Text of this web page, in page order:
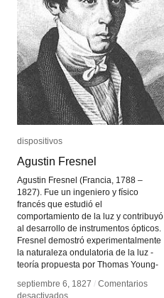
dispositivos
Agustin Fresnel
Agustin Fresnel (Francia, 1788 –
1827). Fue un ingeniero y físico
francés que estudió el
comportamiento de la luz y contribuyó
al desarrollo de instrumentos ópticos.
Fresnel demostró experimentalmente
la naturaleza ondulatoria de la luz -
teoría propuesta por Thomas Young-
septiembre 6, 1827 / Comentarios
desactivadosen
dispositivos
Agustin Fresnel
septiembre 6, 1827 / Comentarios
desactivadosen